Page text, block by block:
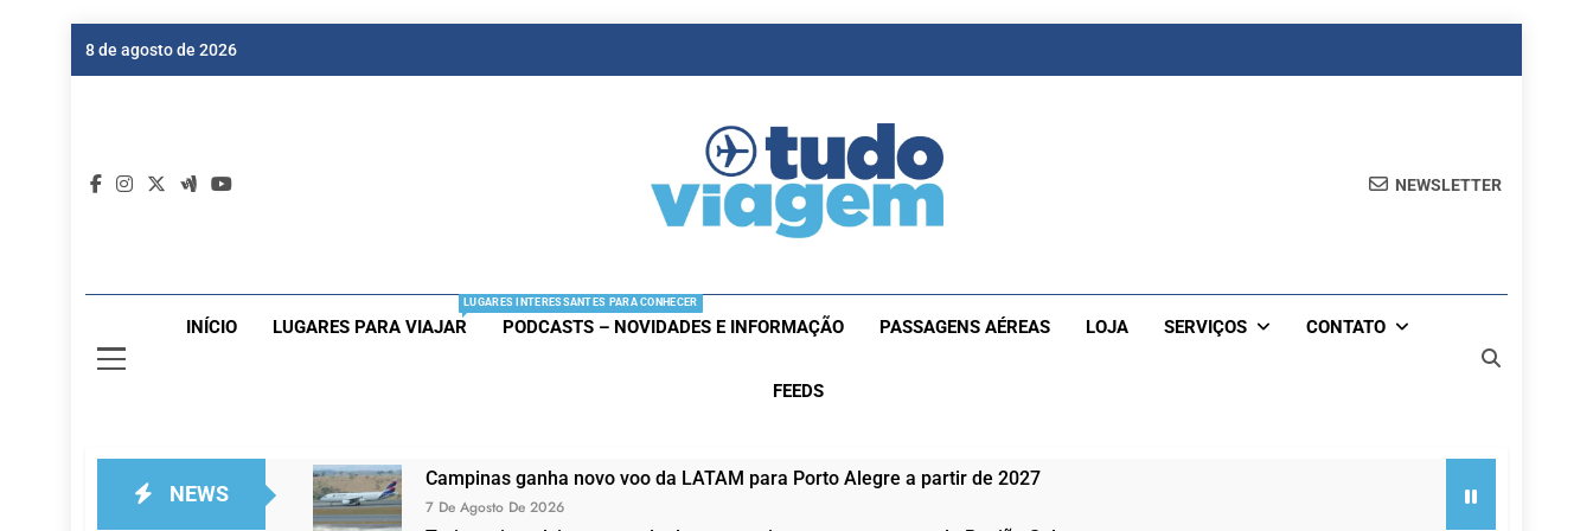
8 de agosto de 2026
NEWSLETTER
INÍCIO LUGARES PARA VIAJAR
LUGARES INTERESSANTES PARA CONHECER
PODCASTS – NOVIDADES E INFORMAÇÃO PASSAGENS AÉREAS LOJA SERVIÇOS CONTATO
FEEDS
NEWS
Campinas ganha novo voo da LATAM para Porto Alegre a partir de 2027
7 De Agosto De 2026